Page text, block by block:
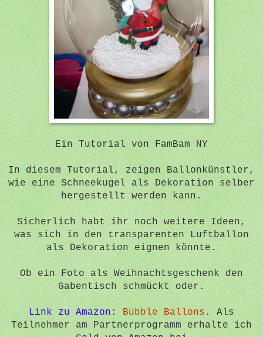
Ein Tutorial von FamBam NY
In diesem Tutorial, zeigen Ballonkünstler,
wie eine Schneekugel als Dekoration selber
hergestellt werden kann.
Sicherlich habt ihr noch weitere Ideen,
was sich in den transparenten Luftballon
als Dekoration eignen könnte.
Ob ein Foto als Weihnachtsgeschenk den
Gabentisch schmückt oder.
Link zu Amazon : Bubble Ballons . Als
Teilnehmer am Partnerprogramm erhalte ich